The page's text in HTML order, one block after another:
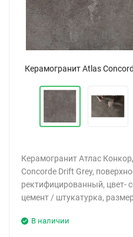
Керамогранит Атлас
Concorde Drift Grey,
ректифицированный, цвет-
цемент / штукатурка,
В наличии